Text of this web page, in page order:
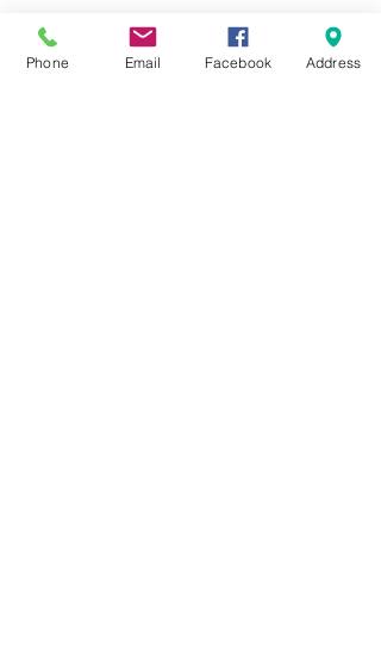
Phone Email Facebook Address